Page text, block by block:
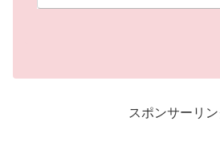
スポンサーリン